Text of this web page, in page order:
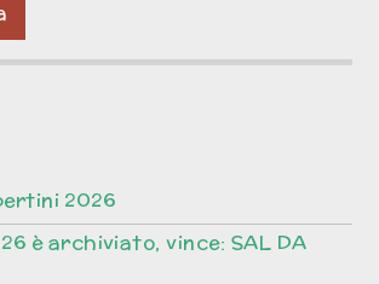
2026
è archiviato, vince: SAL DA